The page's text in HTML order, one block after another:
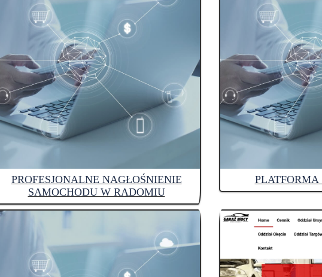
PROFESJONALNE NAGŁOŚNIENIE
SAMOCHODU W RADOMIU